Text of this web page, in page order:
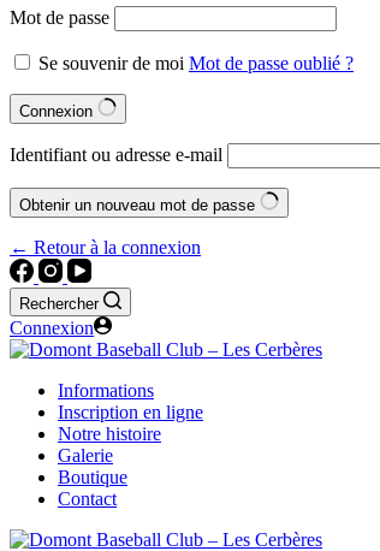
Mot de passe
Se souvenir de moi Mot de passe oublié ?
Connexion
Identifiant ou adresse e-mail
Obtenir un nouveau mot de passe
← Retour à la connexion
Rechercher
Connexion
Informations
Inscription en ligne
Notre histoire
Galerie
Boutique
Contact